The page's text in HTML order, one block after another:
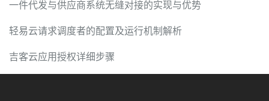
一件代发与供应商系统无缝对接的实现与优势
轻易云请求调度者的配置及运行机制解析
吉客云应用授权详细步骤